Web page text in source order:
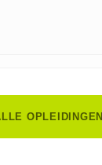
OPLEIDINGEN